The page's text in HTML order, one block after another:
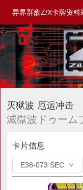
异界群敌Z/X卡牌资料
灭狱波 厄运冲击
滅獄波ドゥーム
卡片信息
E38-073 SEC